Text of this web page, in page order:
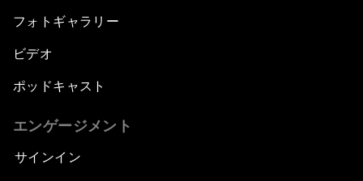
Shaping Globalization 4.0
Automated Markets
Managing a Global Garbage Crisis
フォトギャラリー
ビデオ
ポッドキャスト
エンゲージメント
サインイン